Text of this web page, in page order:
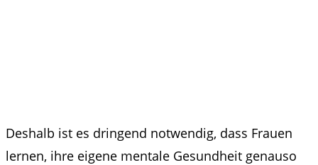
Deshalb ist es dringend notwendig, dass Frauen
lernen, ihre eigene mentale Gesundheit genauso